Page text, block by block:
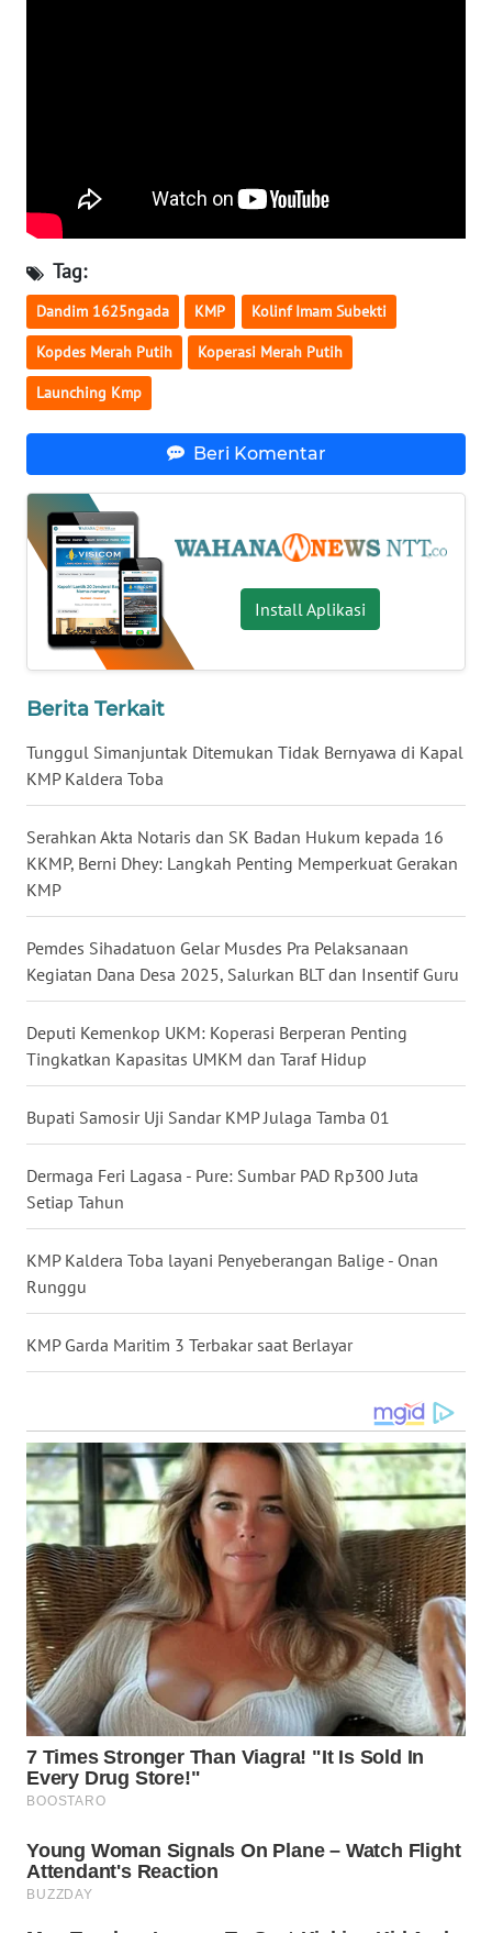
Tag:
Dandim 1625ngada KMP Kolinf Imam Subekti
Kopdes Merah Putih Koperasi Merah Putih
Launching Kmp
Beri Komentar
Install Aplikasi
Berita Terkait
Tunggul Simanjuntak Ditemukan Tidak Bernyawa di Kapal
KMP Kaldera Toba
Serahkan Akta Notaris dan SK Badan Hukum kepada 16
KKMP, Berni Dhey: Langkah Penting Memperkuat Gerakan
KMP
Pemdes Sihadatuon Gelar Musdes Pra Pelaksanaan
Kegiatan Dana Desa 2025, Salurkan BLT dan Insentif Guru
Deputi Kemenkop UKM: Koperasi Berperan Penting
Tingkatkan Kapasitas UMKM dan Taraf Hidup
Bupati Samosir Uji Sandar KMP Julaga Tamba 01
Dermaga Feri Lagasa - Pure: Sumbar PAD Rp300 Juta
Setiap Tahun
KMP Kaldera Toba layani Penyeberangan Balige - Onan
Runggu
KMP Garda Maritim 3 Terbakar saat Berlayar
WN
WN
JATIM
WN
BALI
KALBAR
WN
KALTENG
WN
KALTARA
WN
WN
SULSEL
WN
GORONTALO
WN
SULUT
WN
MALUKU
WN
MALUT
WN
WN
NIAS
WN
LANGKAT
WN
TAPANULI
SELATAN
WN
TANJUNG
LESUNG
KARO